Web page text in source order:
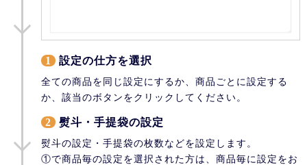
1 設定の仕方を選択
全ての商品を同じ設定にするか、商品ごとに設定する
か、該当のボタンをクリックしてください。
2 熨斗・手提袋の設定
熨斗の設定・手提袋の枚数などを設定します。
①で商品毎の設定を選択された方は、商品毎に設定をお